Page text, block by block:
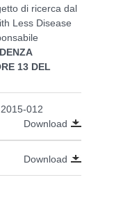
di ricerca dal
Less Disease
13 DEL
012
Download
Download